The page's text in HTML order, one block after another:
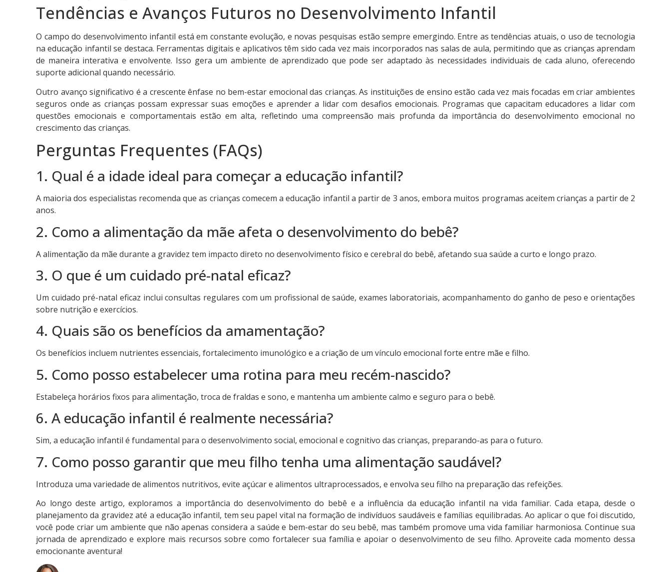
Tendências e Avanços Futuros no Desenvolvimento Infantil
O campo do desenvolvimento infantil está em constante evolução, e novas pesquisas estão sempre emergindo. Entre as tendências atuais, o uso de tecnologia
na educação infantil se destaca. Ferramentas digitais e aplicativos têm sido cada vez mais incorporados nas salas de aula, permitindo que as crianças aprendam
de maneira interativa e envolvente. Isso gera um ambiente de aprendizado que pode ser adaptado às necessidades individuais de cada aluno, oferecendo
suporte adicional quando necessário.
Outro avanço significativo é a crescente ênfase no bem-estar emocional das crianças. As instituições de ensino estão cada vez mais focadas em criar ambientes
seguros onde as crianças possam expressar suas emoções e aprender a lidar com desafios emocionais. Programas que capacitam educadores a lidar com
questões emocionais e comportamentais estão em alta, refletindo uma compreensão mais profunda da importância do desenvolvimento emocional no
crescimento das crianças.
Perguntas Frequentes (FAQs)
1. Qual é a idade ideal para começar a educação infantil?
A maioria dos especialistas recomenda que as crianças comecem a educação infantil a partir de 3 anos, embora muitos programas aceitem crianças a partir de 2
anos.
2. Como a alimentação da mãe afeta o desenvolvimento do bebê?
A alimentação da mãe durante a gravidez tem impacto direto no desenvolvimento físico e cerebral do bebê, afetando sua saúde a curto e longo prazo.
3. O que é um cuidado pré-natal eficaz?
Um cuidado pré-natal eficaz inclui consultas regulares com um profissional de saúde, exames laboratoriais, acompanhamento do ganho de peso e orientações
sobre nutrição e exercícios.
4. Quais são os benefícios da amamentação?
Os benefícios incluem nutrientes essenciais, fortalecimento imunológico e a criação de um vínculo emocional forte entre mãe e filho.
5. Como posso estabelecer uma rotina para meu recém-nascido?
Estabeleça horários fixos para alimentação, troca de fraldas e sono, e mantenha um ambiente calmo e seguro para o bebê.
6. A educação infantil é realmente necessária?
Sim, a educação infantil é fundamental para o desenvolvimento social, emocional e cognitivo das crianças, preparando-as para o futuro.
7. Como posso garantir que meu filho tenha uma alimentação saudável?
Introduza uma variedade de alimentos nutritivos, evite açúcar e alimentos ultraprocessados, e envolva seu filho na preparação das refeições.
Ao longo deste artigo, exploramos a importância do desenvolvimento do bebê e a influência da educação infantil na vida familiar. Cada etapa, desde o
planejamento da gravidez até a educação infantil, tem seu papel vital na formação de indivíduos saudáveis e famílias equilibradas. Ao aplicar o que foi discutido,
você pode criar um ambiente que não apenas considera a saúde e bem-estar do seu bebê, mas também promove uma vida familiar harmoniosa. Continue sua
jornada de aprendizado e explore mais recursos sobre como fortalecer sua família e apoiar o desenvolvimento de seu filho. Aproveite cada momento dessa
emocionante aventura!